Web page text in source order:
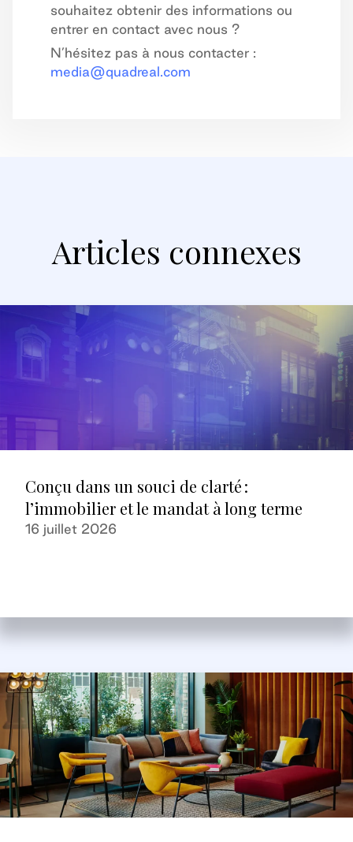
souhaitez obtenir des informations ou
entrer en contact avec nous ?
N’hésitez pas à nous contacter :
media@quadreal.com
Articles connexes
Conçu dans un souci de clarté :
l’immobilier et le mandat à long terme
16 juillet 2026